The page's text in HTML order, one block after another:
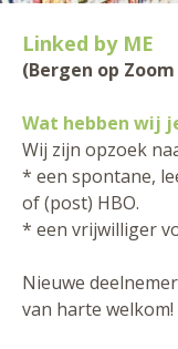
Linked by ME
(Bergen op Zoom
Wat hebben wij
Wij zijn opzoek
* een spontane,
of (post) HBO.
* een vrijwilliger
Nieuwe
van harte welkom!